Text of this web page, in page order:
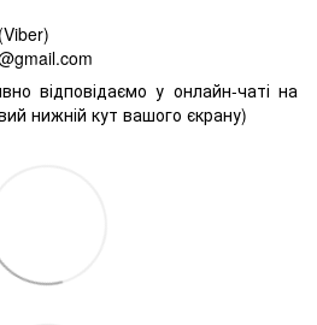
відповідаємо у онлайн-чаті на
нижній кут вашого єкрану)